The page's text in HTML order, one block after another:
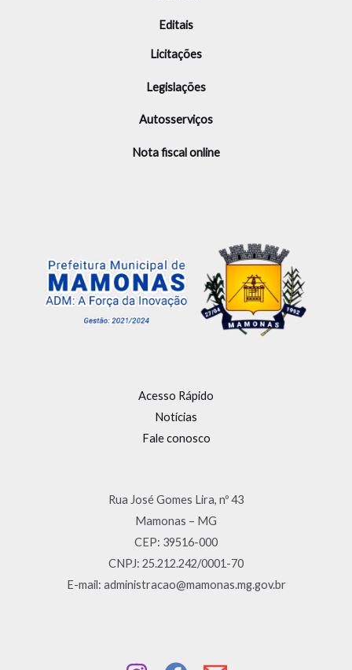
Editais
Licitações
Legislações
Autosserviços
Nota fiscal online
Acesso Rápido
Notícias
Fale conosco
Rua José Gomes Lira, nº 43
Mamonas – MG
CEP: 39516-000
CNPJ: 25.212.242/0001-70
E-mail: administracao@mamonas.mg.gov.br